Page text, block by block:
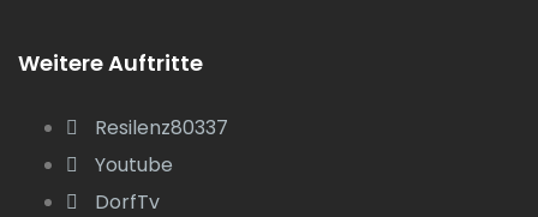
Weitere Auftritte
Resilenz80337
Youtube
DorfTv